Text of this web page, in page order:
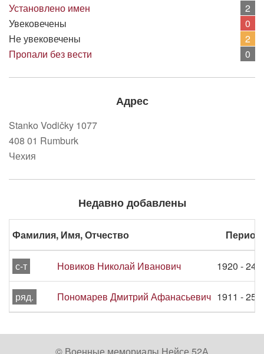
Установлено имен
2
Увековечены
0
Не увековечены
2
Пропали без вести
0
Адрес
Stanko Vodičky 1077
408 01 Rumburk
Чехия
Недавно добавлены
Фамилия, Имя, Отчество Период
с-т Новиков Николай Иванович 1920 -
ряд. Пономарев Дмитрий Афанасьевич 1911 -